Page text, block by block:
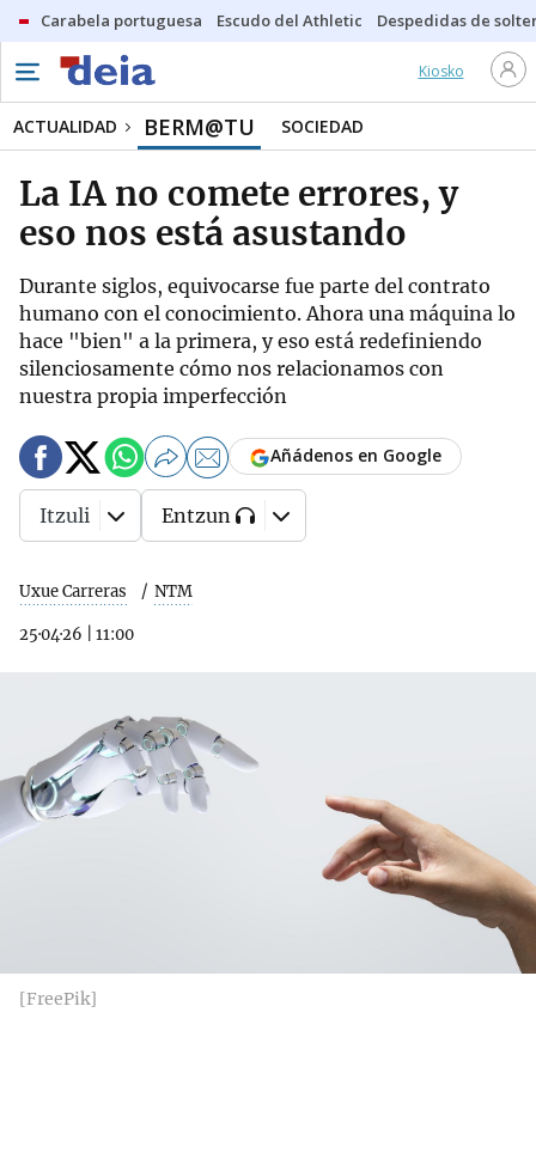
Carabela portuguesa Escudo del Athletic Despedidas de
Kiosko
ACTUALIDAD BERM@TU SOCIEDAD
La IA no comete errores, y
eso nos está asustando
Durante siglos, equivocarse fue parte del contrato
humano con el conocimiento. Ahora una máquina lo
hace "bien" a la primera, y eso está redefiniendo
silenciosamente cómo nos relacionamos con
nuestra propia imperfección
Uxue Carreras NTM
25·04·26 11:00
Añádenos en Google
Itzuli Entzun
[FreePik]